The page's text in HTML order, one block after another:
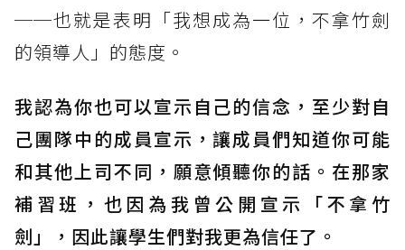
──也就是表明「我想成為一位，不拿竹劍
的領導人」的態度。
我認為你也可以宣示自己的信念，至少對自
己團隊中的成員宣示，讓成員們知道你可能
和其他上司不同，願意傾聽你的話。在那家
補習班，也因為我曾公開宣示「不拿竹
劍」，因此讓學生們對我更為信任了。